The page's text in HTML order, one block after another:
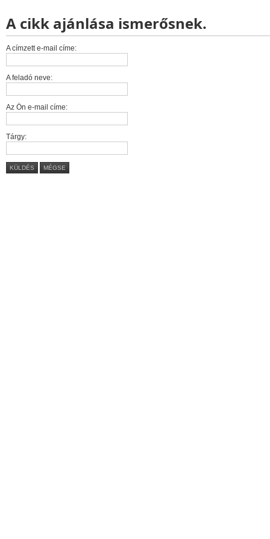
A cikk ajánlása ismerősnek.
A címzett e-mail címe:
A feladó neve:
Az Ön e-mail címe:
Tárgy:
KÜLDÉS MÉGSE